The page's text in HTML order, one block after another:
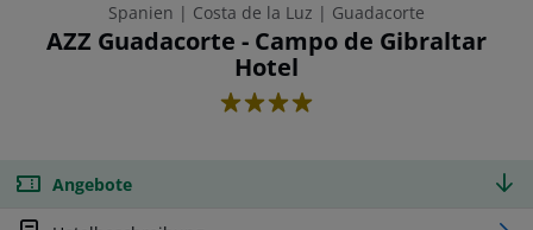
Spanien | Costa de la Luz | Guadacorte
AZZ Guadacorte - Campo de Gibraltar
Hotel
4
Angebote